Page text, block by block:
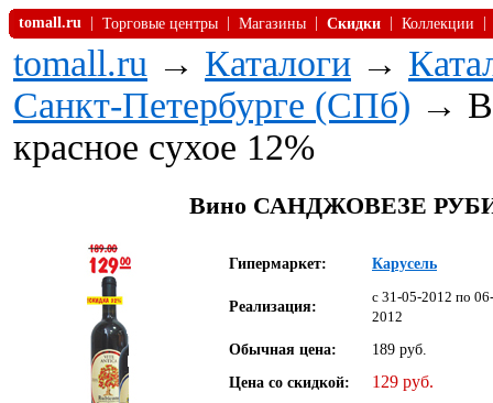
tomall.ru Торговые центры Магазины Скидки Коллекции
tomall.ru → Каталоги →
Санкт-Петербурге (СПб) →
красное сухое 12%
Вино САНДЖОВЕЗЕ
Гипермаркет: Карусель
Реализация:
c 31-05-2012 по
2012
Обычная цена:
189 руб.
Цена со скидкой:
129 руб.